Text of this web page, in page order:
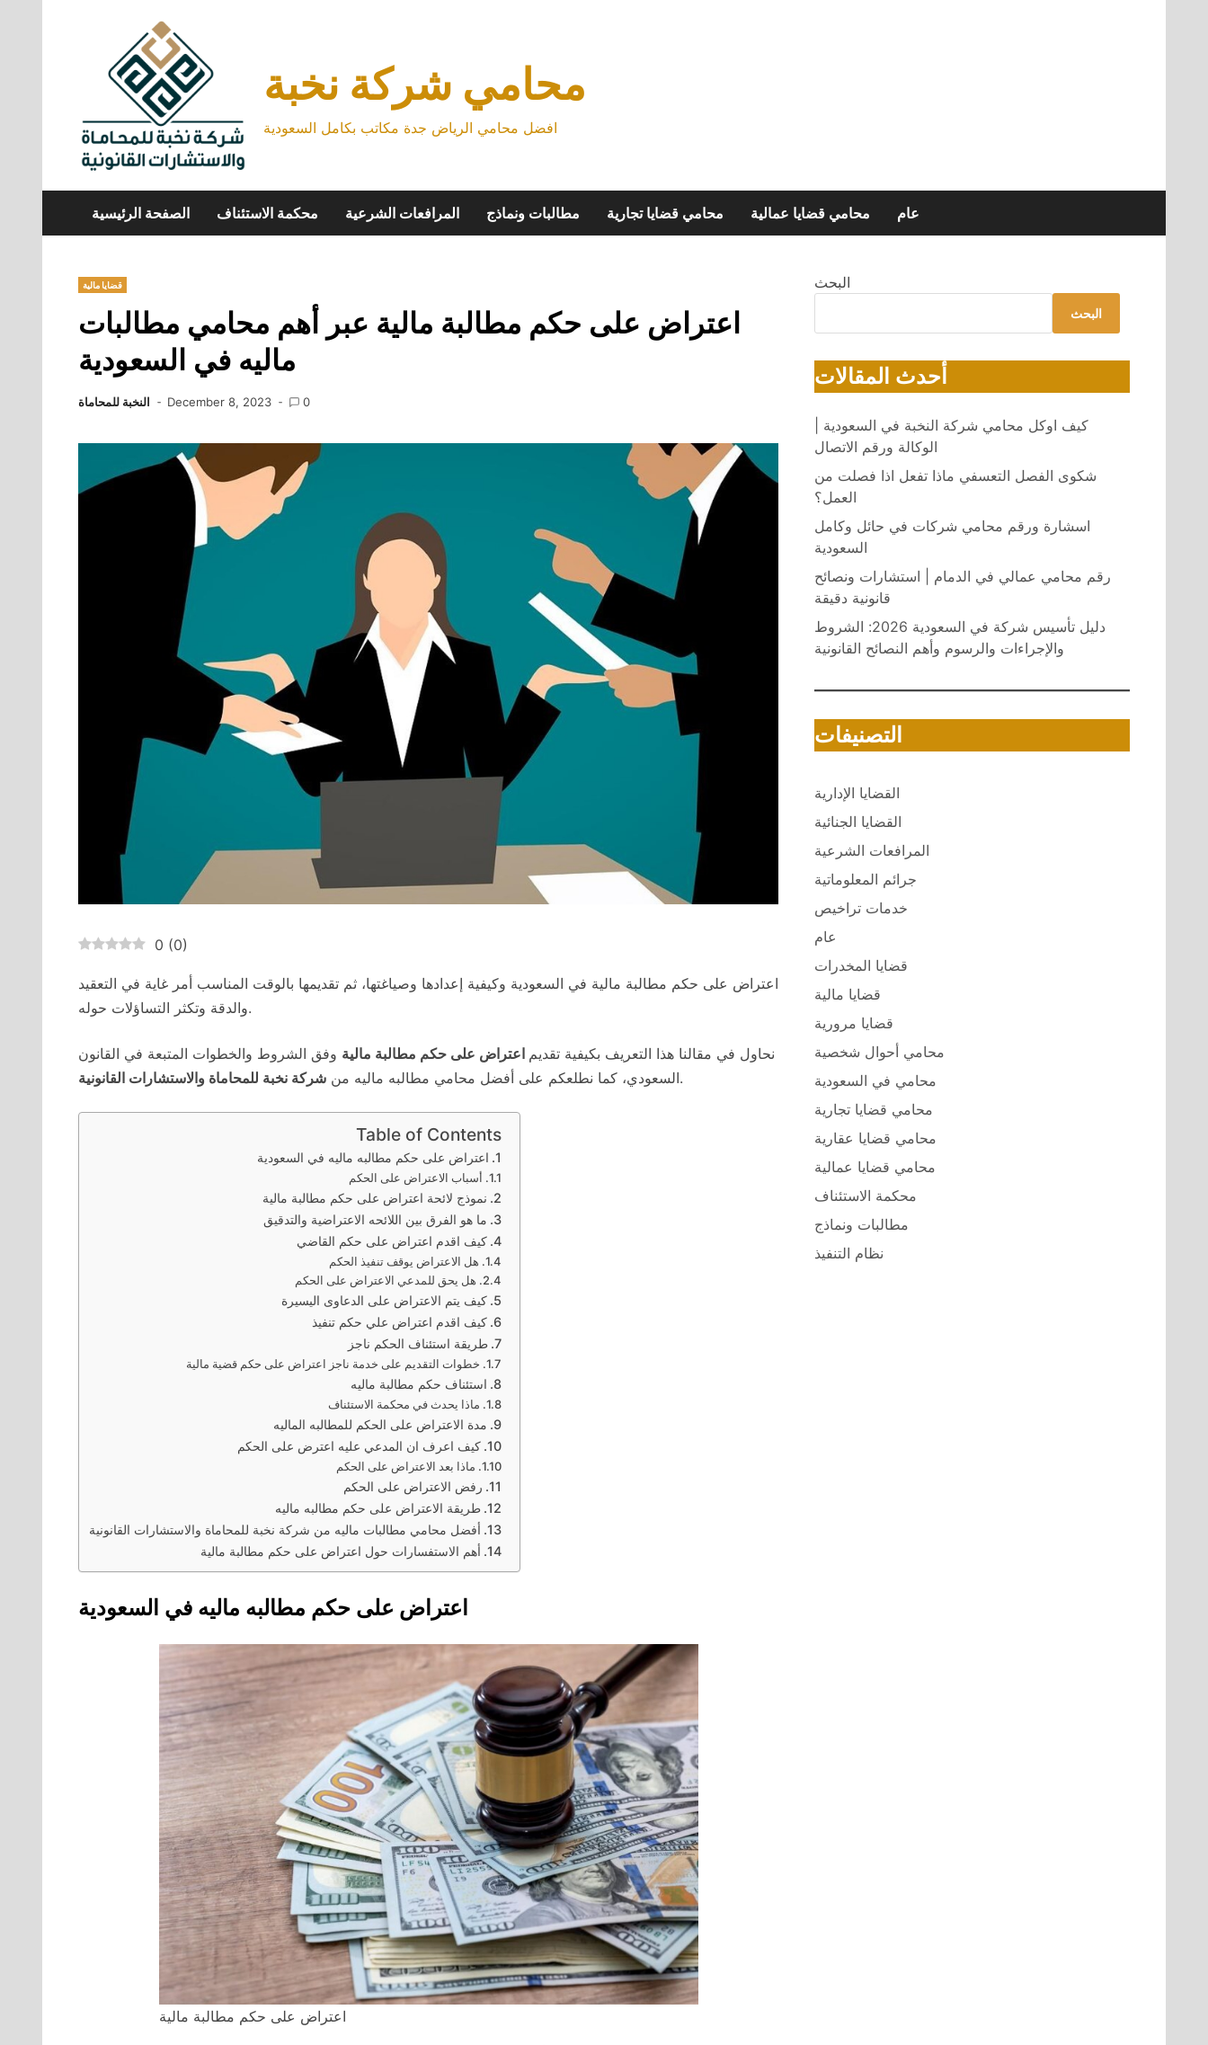
محامي شركة نخبة
افضل محامي الرياض جدة مكاتب بكامل السعودية
الصفحة الرئيسية محكمة الاستئناف المرافعات الشرعية مطالبات ونماذج محامي قضايا تجارية محامي قضايا عمالية عام
قضايا مالية
اعتراض على حكم مطالبة مالية عبر أهم محامي مطالبات
ماليه في السعودية
النخبة للمحاماة December 8, 2023 0
0 (0)
اعتراض على حكم مطالبة مالية في السعودية وكيفية إعدادها وصياغتها، ثم تقديمها بالوقت المناسب أمر غاية في التعقيد
والدقة وتكثر التساؤلات حوله.
نحاول في مقالنا هذا التعريف بكيفية تقديم اعتراض على حكم مطالبة مالية وفق الشروط والخطوات المتبعة في القانون
السعودي، كما نطلعكم على أفضل محامي مطالبه ماليه من شركة نخبة للمحاماة والاستشارات القانونية .
Table of Contents
اعتراض على حكم مطالبه ماليه في السعودية
أسباب الاعتراض على الحكم
نموذج لائحة اعتراض على حكم مطالبة مالية
ما هو الفرق بين اللائحه الاعتراضية والتدقيق
كيف اقدم اعتراض على حكم القاضي
هل الاعتراض يوقف تنفيذ الحكم
هل يحق للمدعي الاعتراض على الحكم
كيف يتم الاعتراض على الدعاوى اليسيرة
كيف اقدم اعتراض علي حكم تنفيذ
طريقة استئناف الحكم ناجز
خطوات التقديم على خدمة ناجز اعتراض على حكم قضية مالية
استئناف حكم مطالبة ماليه
ماذا يحدث في محكمة الاستئناف
مدة الاعتراض على الحكم للمطالبه الماليه
كيف اعرف ان المدعي عليه اعترض على الحكم
ماذا بعد الاعتراض على الحكم
رفض الاعتراض على الحكم
طريقة الاعتراض على حكم مطالبه ماليه
أفضل محامي مطالبات ماليه من شركة نخبة للمحاماة والاستشارات القانونية
أهم الاستفسارات حول اعتراض على حكم مطالبة مالية
اعتراض على حكم مطالبه ماليه في السعودية
اعتراض على حكم مطالبة مالية
البحث
البحث
أحدث المقالات
كيف اوكل محامي شركة النخبة في السعودية |
الوكالة ورقم الاتصال
شكوى الفصل التعسفي ماذا تفعل اذا فصلت من
العمل؟
اسشارة ورقم محامي شركات في حائل وكامل
السعودية
رقم محامي عمالي في الدمام | استشارات ونصائح
قانونية دقيقة
دليل تأسيس شركة في السعودية 2026: الشروط
والإجراءات والرسوم وأهم النصائح القانونية
التصنيفات
القضايا الإدارية
القضايا الجنائية
المرافعات الشرعية
جرائم المعلوماتية
خدمات تراخيص
عام
قضايا المخدرات
قضايا مالية
قضايا مرورية
محامي أحوال شخصية
محامي في السعودية
محامي قضايا تجارية
محامي قضايا عقارية
محامي قضايا عمالية
محكمة الاستئناف
مطالبات ونماذج
نظام التنفيذ